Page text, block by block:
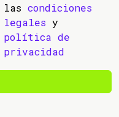
las condiciones
legales y
política de
privacidad